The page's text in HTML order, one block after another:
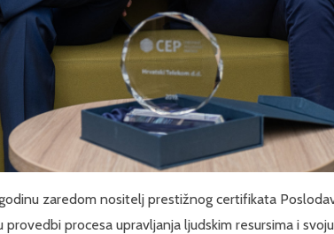
zaredom nositelj prestižnog certifikata
procesa upravljanja ljudskim resursima i